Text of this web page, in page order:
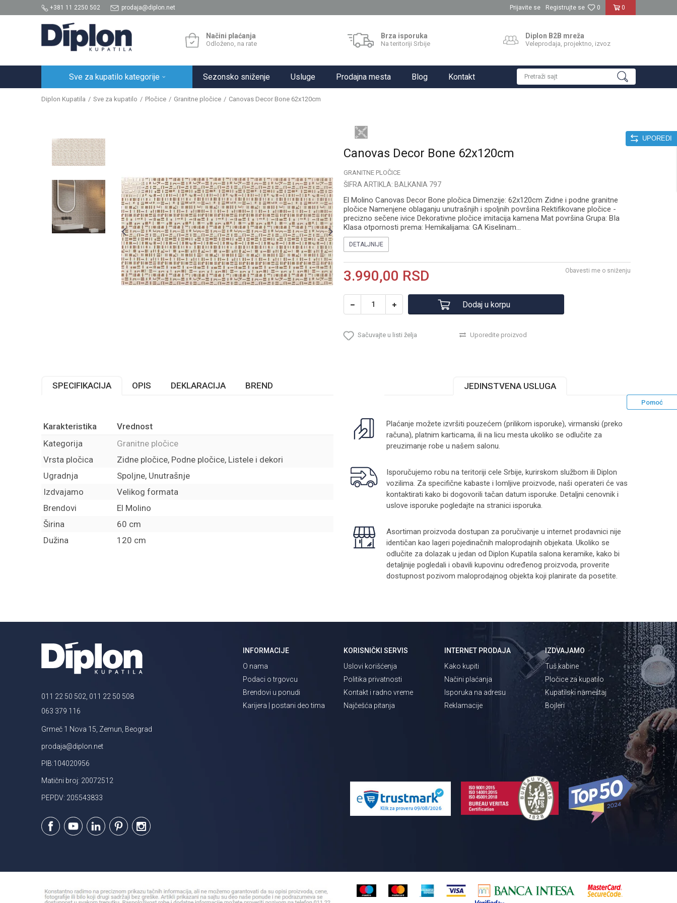
+381 11 2250 502 prodaja@diplon.net 0
0
Prijavite se Registrujte se
Načini plaćanja
Odloženo, na rate
Brza isporuka
Na teritoriji Srbije
Diplon B2B mreža
Veleprodaja, projektno, izvoz
Sve za kupatilo kategorije Sezonsko sniženje Usluge Prodajna mesta Blog Kontakt Pretraži sajt
UPOREDI
Diplon Kupatila Sve za kupatilo Pločice Granitne pločice Canovas Decor Bone 62x120cm
Canovas Decor Bone 62x120cm
GRANITNE PLOČICE
ŠIFRA ARTIKLA: BALKANIA 797
El Molino Canovas Decor Bone pločica Dimenzije: 62x120cm Zidne i podne granitne
pločice Namenjene oblaganju unutrašnjih i spoljnih površina Rektifikovane pločice -
precizno sečene ivice Dekorativne pločice imitacija kamena Mat površina Grupa: BIa
Klasa otpornosti prema: Hemikalijama: GA Kiselinam...
DETALJNIJE
3.990,00 RSD Obavesti me o sniženju
Dodaj u korpu
Sačuvajte u listi želja Uporedite proizvod
Pomoć
SPECIFIKACIJA OPIS DEKLARACIJA BREND
Karakteristika
Vrednost
Kategorija
Granitne pločice
Vrsta pločica
Zidne pločice, Podne pločice, Listele i dekori
Ugradnja
Spoljne, Unutrašnje
Izdvajamo
Velikog formata
Brendovi
El Molino
Širina
60 cm
Dužina
120 cm
JEDINSTVENA USLUGA
Plaćanje možete izvršiti pouzećem (prilikom isporuke), virmanski (preko
računa), platnim karticama, ili na licu mesta ukoliko se odlučite za
preuzimanje robe u našem salonu.
Isporučujemo robu na teritoriji cele Srbije, kurirskom službom ili Diplon
vozilima. Za specifične kabaste i lomljive proizvode, naši operateri će vas
kontaktirati kako bi dogovorili tačan datum isporuke. Detaljni cenovnik i
uslove isporuke pogledajte na straniciisporuka.
Asortiman proizvoda dostupan za poručivanje u internet prodavnici nije
identičan kao lageri pojedinačnih maloprodajnih objekata. Ukoliko se
odlučite za dolazak u jedan od Diplon Kupatila salona keramike, kako bi
detaljnije pogledali i obavili kupovinu određenog proizvoda, proverite
dostupnost pozivom maloprodajnog objekta koji planirate da posetite.
011 22 50 502, 011 22 50 508
063 379 116
Grmeč 1 Nova 15, Zemun, Beograd
prodaja@diplon.net
PIB:104020956
Matični broj: 20072512
PEPDV: 205543833
INFORMACIJE
O nama
Podaci o trgovcu
Brendovi u ponudi
Karijera | postani deo tima
KORISNIČKI SERVIS
Uslovi korišćenja
Politika privatnosti
Kontakt i radno vreme
Najčešća pitanja
INTERNET PRODAJA
Kako kupiti
Načini plaćanja
Isporuka na adresu
Reklamacije
IZDVAJAMO
Tuš kabine
Pločice za kupatilo
Kupatilski nameštaj
Bojleri